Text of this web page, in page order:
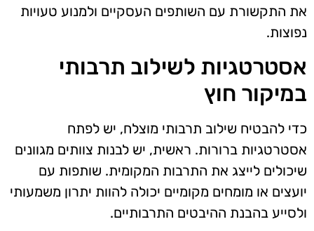
את התקשורת עם השותפים העסקיים ולמנוע טעויות
נפוצות.
אסטרטגיות לשילוב תרבותי
במיקור חוץ
כדי להבטיח שילוב תרבותי מוצלח, יש לפתח
אסטרטגיות ברורות. ראשית, יש לבנות צוותים מגוונים
שיכולים לייצג את התרבות המקומית. שותפות עם
יועצים או מומחים מקומיים יכולה להוות יתרון משמעותי
ולסייע בהבנת ההיבטים התרבותיים.